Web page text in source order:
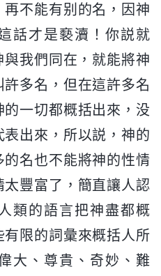
不能有别的名，因神
話才是褻瀆！你説就
我們同在，就能將神
多名，但在這許多名
一切都概括出來，没
出來，所以説，神的
名也不能將神的性情
豐富了，簡直讓人認
類的語言把神盡都概
限的詞彙來概括人所
大、尊貴、奇妙、難